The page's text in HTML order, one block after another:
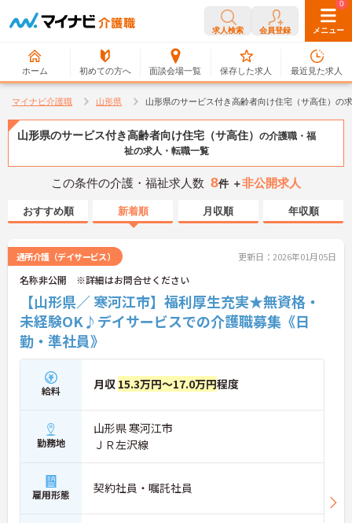
求人検索 会員登録 メニュー
ホーム 初めての方へ 面談会場一覧
0
保存した求人
0
最近見た求人
マイナビ介護職 山形県 山形県のサービス付き高齢者向け住宅（サ高住）の
山形県のサービス付き高齢者向け住宅（サ高住） の介護職・福
祉の求人・転職一覧
この条件の介護・福祉求人数 8件 ＋非公開求人
おすすめ順 新着順 月収順 年収順
通所介護（デイサービス） 更新日：2026年01月05日
名称非公開 ※詳細はお問合せください
【山形県／ 寒河江市】福利厚生充実★無資格・
未経験OK♪デイサービスでの介護職募集《日
勤・準社員》
給料 月収 15.3万円～17.0万円程度
勤務地
山形県 寒河江市
ＪＲ左沢線
雇用形態 契約社員・嘱託社員